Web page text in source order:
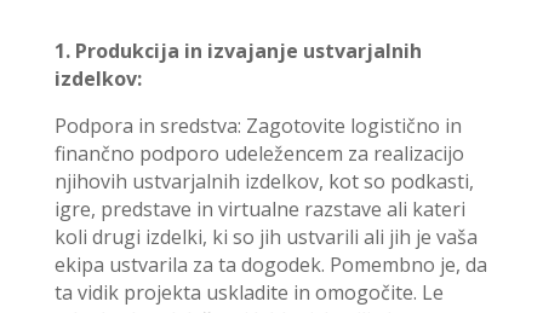
1. Produkcija in izvajanje ustvarjalnih
izdelkov:
Podpora in sredstva: Zagotovite logistično in
finančno podporo udeležencem za realizacijo
njihovih ustvarjalnih izdelkov, kot so podkasti,
igre, predstave in virtualne razstave ali kateri
koli drugi izdelki, ki so jih ustvarili ali jih je vaša
ekipa ustvarila za ta dogodek. Pomembno je, da
ta vidik projekta uskladite in omogočite. Le